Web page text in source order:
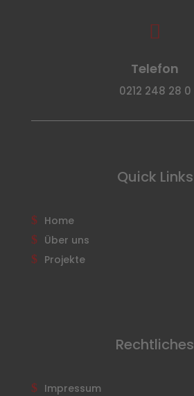

Telefon
0212 248 28 0
Quick Links
Home
Über uns
Projekte
Rechtliches
Impressum